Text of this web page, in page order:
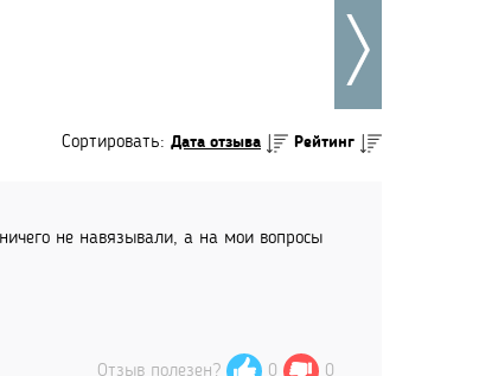
Сортировать: Дата отзыва Рейтинг
не навязывали, а на мои вопросы
Отзыв полезен? 0 0